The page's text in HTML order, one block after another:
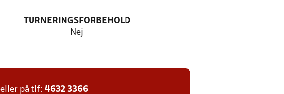
TURNERINGSFORBEHOLD
Nej
eller på tlf: 4632 3366